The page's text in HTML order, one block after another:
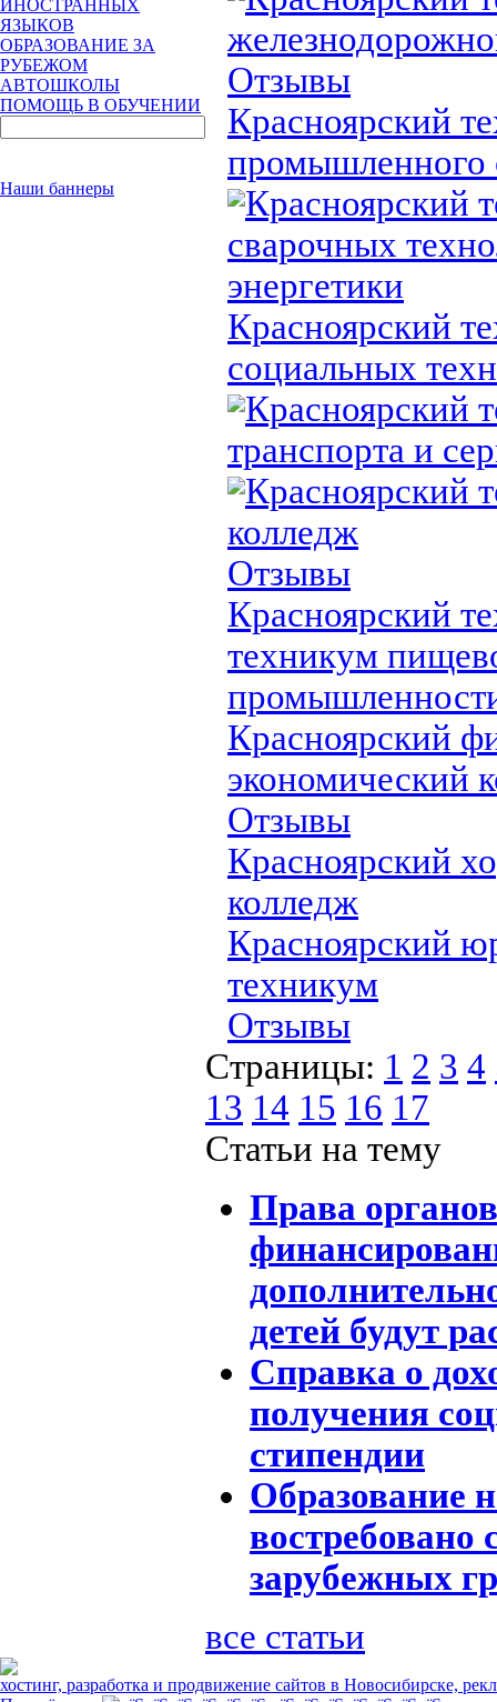
ИНОСТРАННЫХ
ЯЗЫКОВ
ОБРАЗОВАНИЕ ЗА
РУБЕЖОМ
АВТОШКОЛЫ
ПОМОЩЬ В ОБУЧЕНИИ
Наши баннеры
Отзывы
Красноярский
промышленного
Красноярский
сварочных
энергетики
Красноярский
социальных
Красноярский
транспорта и
Красноярский
колледж
Отзывы
Красноярский
техникум
Красноярский
экономический
Отзывы
Красноярский
колледж
Красноярский
техникум
Отзывы
Страницы: 1 2 3 4
13 14 15 16 17
Статьи на тему
Права
детей будут
Справка о
получения
стипендии
Образование
востребовано
зарубежных
все статьи
хостинг, разработка и продвижение сайтов в Новосибирске,